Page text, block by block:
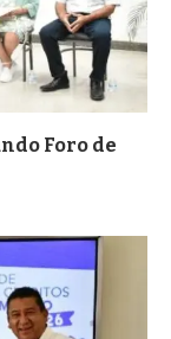
Foro de